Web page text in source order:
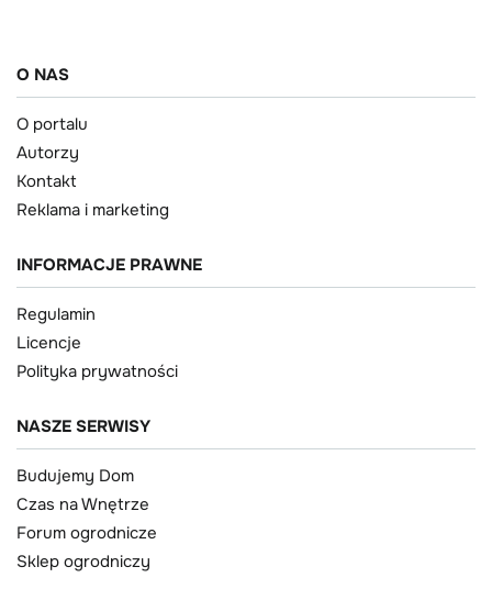
O NAS
O portalu
Autorzy
Kontakt
Reklama i marketing
INFORMACJE PRAWNE
Regulamin
Licencje
Polityka prywatności
NASZE SERWISY
Budujemy Dom
Czas na Wnętrze
Forum ogrodnicze
Sklep ogrodniczy